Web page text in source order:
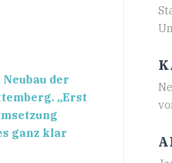
der
„Erst
ganz klar